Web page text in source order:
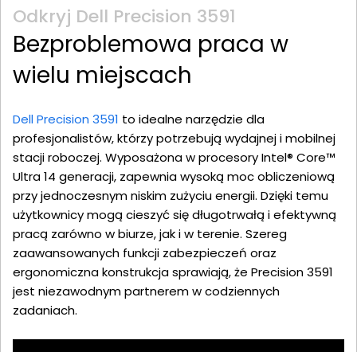
Odkryj Dell Precision 3591
Bezproblemowa praca w
wielu miejscach
Dell Precision 3591 to idealne narzędzie dla
profesjonalistów, którzy potrzebują wydajnej i mobilnej
stacji roboczej. Wyposażona w procesory Intel® Core™
Ultra 14 generacji, zapewnia wysoką moc obliczeniową
przy jednoczesnym niskim zużyciu energii. Dzięki temu
użytkownicy mogą cieszyć się długotrwałą i efektywną
pracą zarówno w biurze, jak i w terenie. Szereg
zaawansowanych funkcji zabezpieczeń oraz
ergonomiczna konstrukcja sprawiają, że Precision 3591
jest niezawodnym partnerem w codziennych
zadaniach.